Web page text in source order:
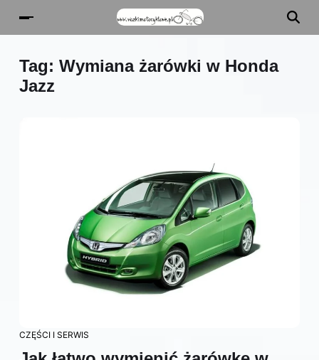
Tag: Wymiana żarówki w Honda
Jazz
CZĘŚCI I SERWIS